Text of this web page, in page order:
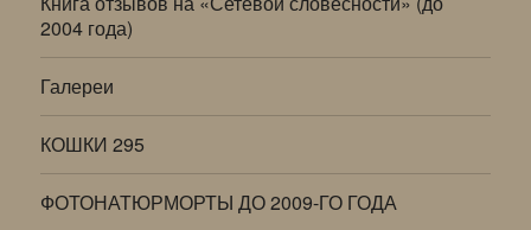
2004 года)
Галереи
КОШКИ 295
ФОТОНАТЮРМОРТЫ ДО 2009-ГО ГОДА